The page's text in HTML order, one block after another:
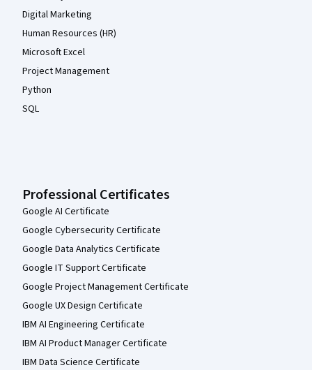
Digital Marketing
Human Resources (HR)
Microsoft Excel
Project Management
Python
SQL
Professional Certificates
Google AI Certificate
Google Cybersecurity Certificate
Google Data Analytics Certificate
Google IT Support Certificate
Google Project Management Certificate
Google UX Design Certificate
IBM AI Engineering Certificate
IBM AI Product Manager Certificate
IBM Data Science Certificate